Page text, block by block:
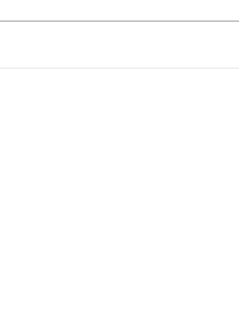
Indonesia